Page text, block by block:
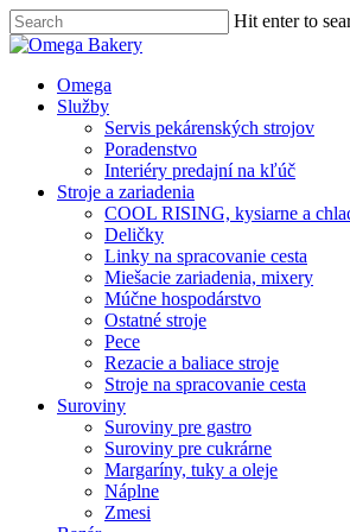
Skip
to
content
Hit enter to
Close
Menu
Omega
Služby
Servis pekárenských strojov
Poradenstvo
Interiéry predajní na kľúč
Stroje a zariadenia
COOL RISING, kysiarne a
Deličky
Linky na spracovanie cesta
Miešacie zariadenia, mixery
Múčne hospodárstvo
Ostatné stroje
Pece
Rezacie a baliace stroje
Stroje na spracovanie cesta
Suroviny
Suroviny pre gastro
Suroviny pre cukrárne
Margaríny, tuky a oleje
Náplne
Zmesi